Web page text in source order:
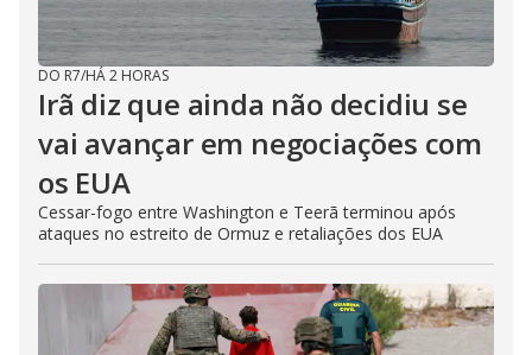
DO R7/HÁ 2 HORAS
Irã diz que ainda não decidiu se
vai avançar em negociações com
os EUA
Cessar-fogo entre Washington e Teerã terminou após
ataques no estreito de Ormuz e retaliações dos EUA